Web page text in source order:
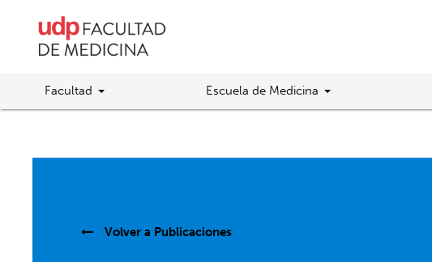
Facultad Escuela de Medicina
Volver a Publicaciones